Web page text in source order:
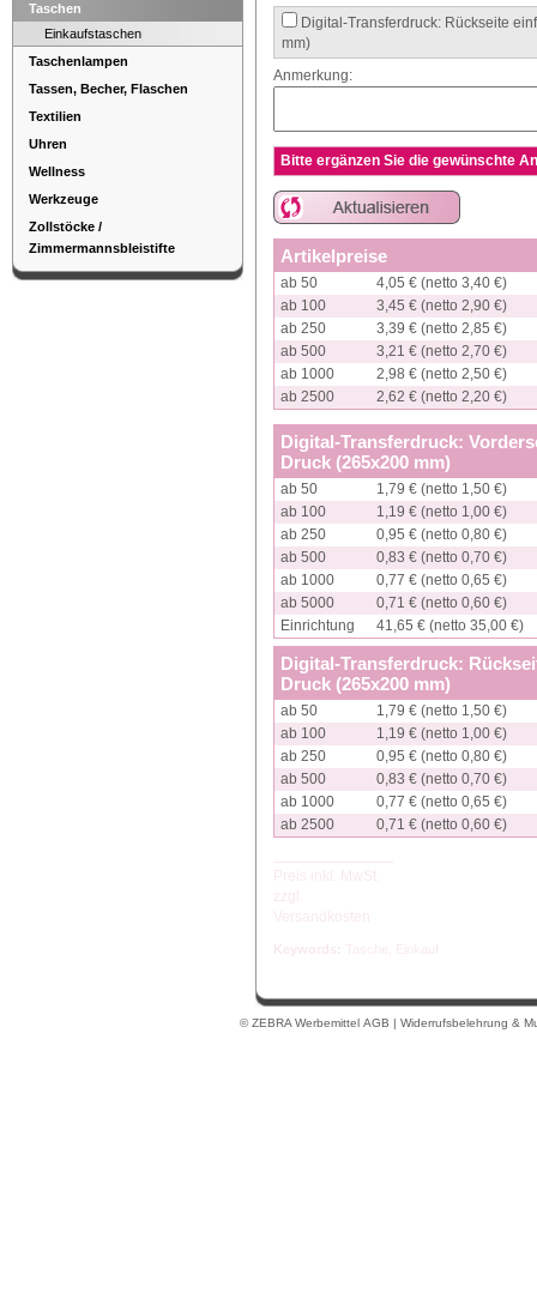
Taschen
Einkaufstaschen
Taschenlampen
Tassen, Becher, Flaschen
Textilien
Uhren
Wellness
Werkzeuge
Zollstöcke /
Zimmermannsbleistifte
Digital-Transferdruck: Rückseite
mm)
Anmerkung:
Bitte ergänzen Sie die gewünschte
Artikelpreise
ab 50
4,05 € (netto 3,40 €)
ab 100
3,45 € (netto 2,90 €)
ab 250
3,39 € (netto 2,85 €)
ab 500
3,21 € (netto 2,70 €)
ab 1000
2,98 € (netto 2,50 €)
ab 2500
2,62 € (netto 2,20 €)
Digital-Transferdruck:
Druck (265x200 mm)
ab 50
1,79 € (netto 1,50 €)
ab 100
1,19 € (netto 1,00 €)
ab 250
0,95 € (netto 0,80 €)
ab 500
0,83 € (netto 0,70 €)
ab 1000
0,77 € (netto 0,65 €)
ab 5000
0,71 € (netto 0,60 €)
Einrichtung
41,65 € (netto 35,00 €)
Digital-Transferdruck:
Druck (265x200 mm)
ab 50
1,79 € (netto 1,50 €)
ab 100
1,19 € (netto 1,00 €)
ab 250
0,95 € (netto 0,80 €)
ab 500
0,83 € (netto 0,70 €)
ab 1000
0,77 € (netto 0,65 €)
ab 2500
0,71 € (netto 0,60 €)
© ZEBRA Werbemittel AGB Widerrufsbelehrung &